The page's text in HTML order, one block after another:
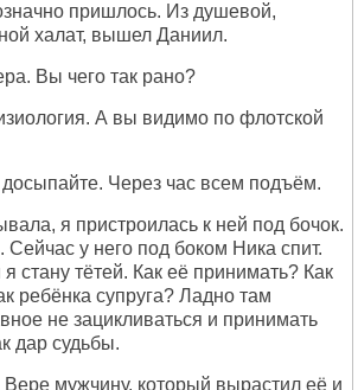
пришлось. Из душевой,
халат, вышел Даниил.
Вы чего так рано?
А вы видимо по флотской
Через час всем подъём.
я пристроилась к ней под бочок.
у него под боком Ника спит.
стану тётей. Как её принимать? Как
ребёнка супруга? Ладно там
не зацикливаться и принимать
дар судьбы.
Вере мужчину, который вырастил её и